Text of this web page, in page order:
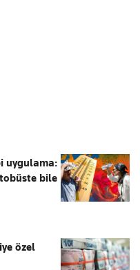
uygulama:
bile
özel